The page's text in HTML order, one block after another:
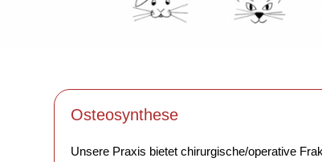
Osteosynthese
Unsere Praxis bietet chirurgische/operative